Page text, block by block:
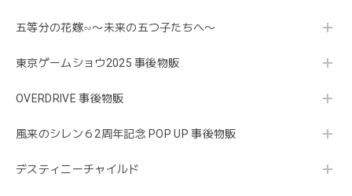
五等分の花嫁∽〜未来の五つ子たちへ〜
東京ゲームショウ2025 事後物販
OVERDRIVE 事後物販
風来のシレン６2周年記念 POP UP 事後物販
デスティニーチャイルド